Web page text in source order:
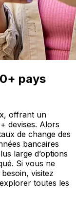
pays
offrant un
devises. Alors
de change des
bancaires
large d’options
Si vous ne
visitez
toutes les